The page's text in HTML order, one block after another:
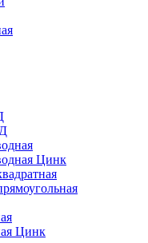
Цинк
Цинк